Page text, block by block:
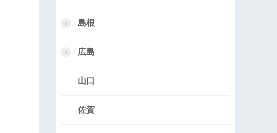
島根
広島
山口
佐賀